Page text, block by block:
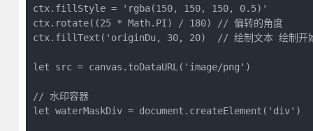
ctx.fillStyle = 'rgba(150, 150, 150, 0.5)'
ctx.rotate((25 * Math.PI) / 180) // 偏转的角度
ctx.fillText('originDu, 30, 20)  // 绘制文本 绘制开
let src = canvas.toDataURL('image/png')
// 水印容器
let waterMaskDiv = document.createElement('div')